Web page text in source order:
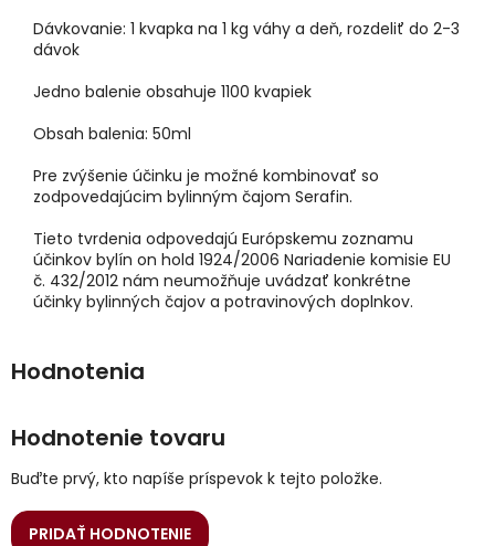
Dávkovanie: 1 kvapka na 1 kg váhy a deň, rozdeliť do 2-3
dávok
Jedno balenie obsahuje 1100 kvapiek
Obsah balenia: 50ml
Pre zvýšenie účinku je možné kombinovať so
zodpovedajúcim bylinným čajom Serafin.
Tieto tvrdenia odpovedajú Európskemu zoznamu
účinkov bylín on hold 1924/2006 Nariadenie komisie EU
č. 432/2012 nám neumožňuje uvádzať konkrétne
účinky bylinných čajov a potravinových doplnkov.
Hodnotenie tovaru
Buďte prvý, kto napíše príspevok k tejto položke.
PRIDAŤ HODNOTENIE